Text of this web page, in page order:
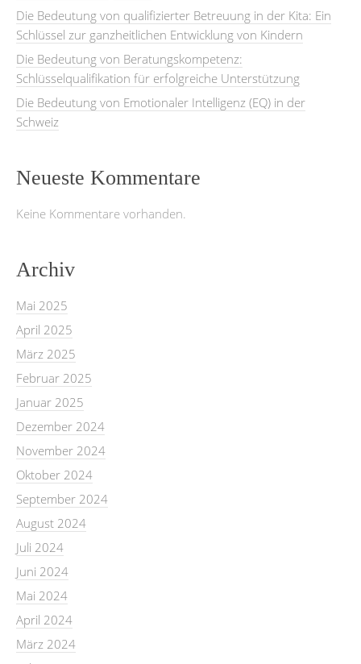
Die Bedeutung von qualifizierter Betreuung in der Kita: Ein
Schlüssel zur ganzheitlichen Entwicklung von Kindern
Die Bedeutung von Beratungskompetenz:
Schlüsselqualifikation für erfolgreiche Unterstützung
Die Bedeutung von Emotionaler Intelligenz (EQ) in der
Schweiz
Neueste Kommentare
Keine Kommentare vorhanden.
Archiv
Mai 2025
April 2025
März 2025
Februar 2025
Januar 2025
Dezember 2024
November 2024
Oktober 2024
September 2024
August 2024
Juli 2024
Juni 2024
Mai 2024
April 2024
März 2024